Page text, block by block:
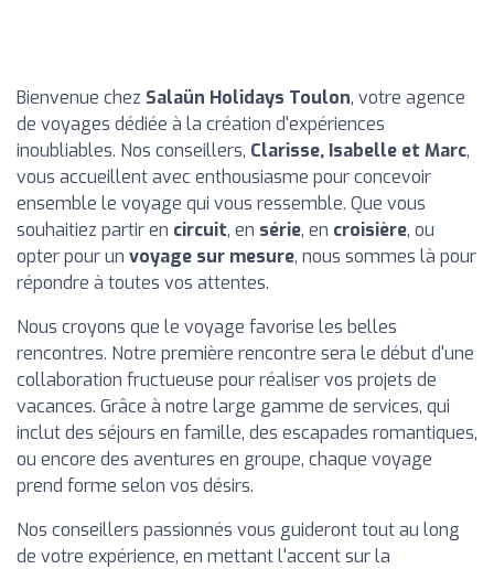
Bienvenue chez Salaün Holidays Toulon, votre agence
de voyages dédiée à la création d'expériences
inoubliables. Nos conseillers, Clarisse, Isabelle et Marc,
vous accueillent avec enthousiasme pour concevoir
ensemble le voyage qui vous ressemble. Que vous
souhaitiez partir en circuit, en série, en croisière, ou
opter pour un voyage sur mesure, nous sommes là pour
répondre à toutes vos attentes.
Nous croyons que le voyage favorise les belles
rencontres. Notre première rencontre sera le début d'une
collaboration fructueuse pour réaliser vos projets de
vacances. Grâce à notre large gamme de services, qui
inclut des séjours en famille, des escapades romantiques,
ou encore des aventures en groupe, chaque voyage
prend forme selon vos désirs.
Nos conseillers passionnés vous guideront tout au long
de votre expérience, en mettant l'accent sur la